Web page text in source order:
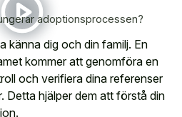
adoptionsprocessen?
känna dig och din familj. En
kommer att genomföra en
och verifiera dina referenser
Detta hjälper dem att förstå din